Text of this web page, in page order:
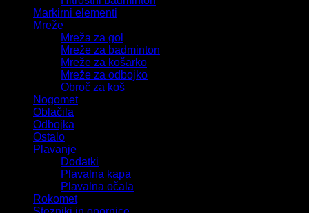
Markirni elementi
Mreže
Mreža za gol
Mreže za badminton
Mreže za košarko
Mreže za odbojko
Obroč za koš
Nogomet
Oblačila
Odbojka
Ostalo
Plavanje
Dodatki
Plavalna kapa
Plavalna očala
Rokomet